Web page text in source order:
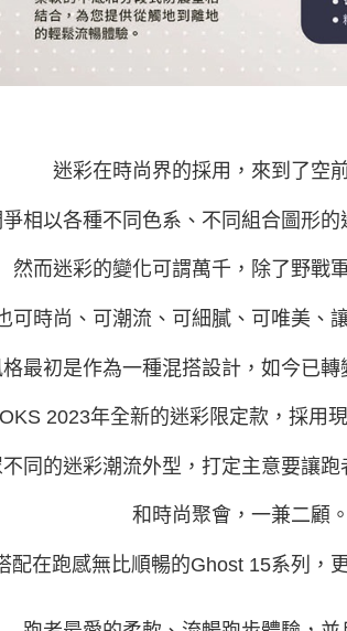
迷彩在時尚界的採用，來到了空
相以各種不同色系、不同組合圖形的
然而迷彩的變化可謂萬千， 除了野戰
可時尚、可潮流、可細膩、可唯美、
最初是作為一種混搭設計，如今已轉
2023年全新的迷彩限定款，採用
同的迷彩潮流外型，打定主意要讓跑
和時尚聚會，一兼二顧。
配在跑感無比順暢的Ghost 15系列，